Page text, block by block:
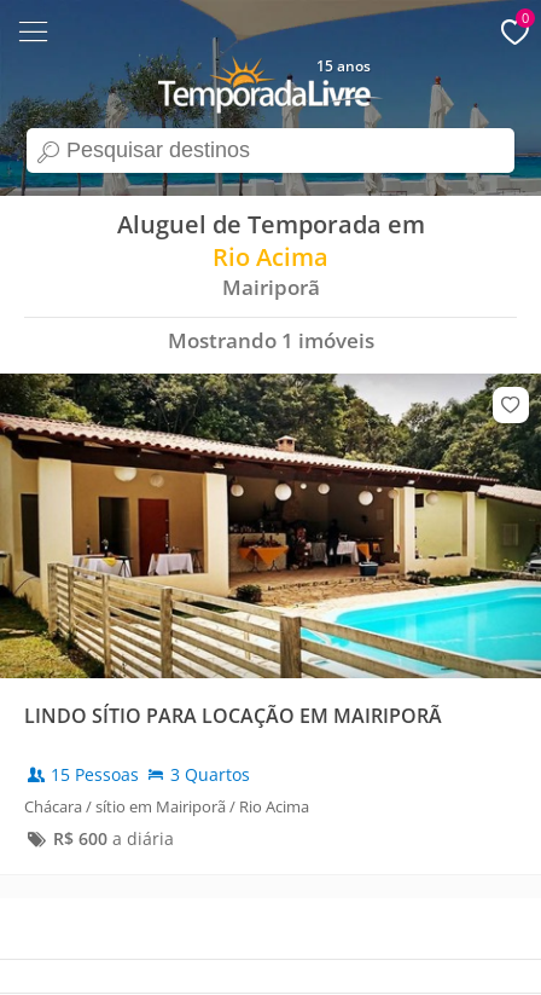
search
15 anos
0
Aluguel de Temporada em
Rio Acima
Mairiporã
Mostrando 1 imóveis
LINDO SÍTIO PARA LOCAÇÃO EM MAIRIPORÃ
15 Pessoas 3 Quartos
Chácara / sítio em Mairiporã / Rio Acima
R$ 600a diária